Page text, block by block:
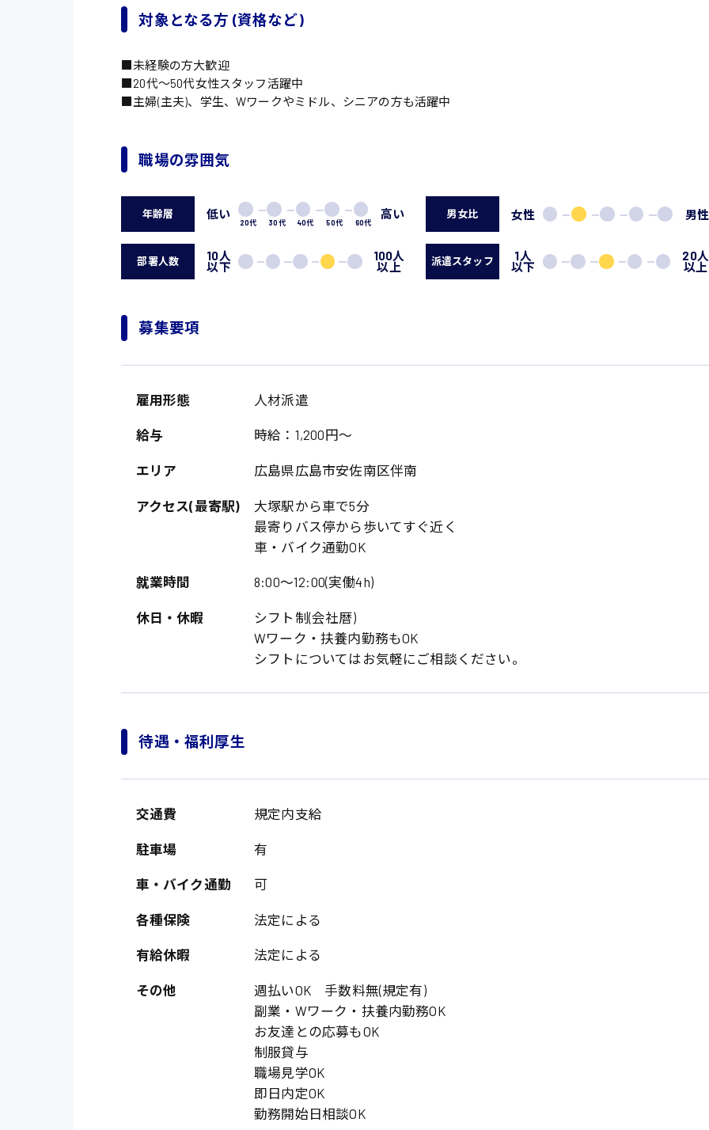
介護・医療系
医師
オフィスワーク系
貿易事務
総務事務
医療事務 翻訳、通訳
IT・クリエイティブ系
DTPオペレーター
システムエンジニア
販売・サービス・フード系
広島市中区
広島市佐伯区 広島市安佐南区 広島市安佐北区
廿日市市
熊本県
愛知県
千葉県 尾道市
鳥取県
時給1200円～
時給制すべて
日給制すべて
対象となる方 (資格など)
■未経験の方大歓迎
■20代〜50代女性スタッフ活躍中
■主婦(主夫)、学生、Wワークやミドル、シニアの方も活躍中
職場の雰囲気
年齢層 低い
20代 30代 40代 50代 60代
高い 男女比 女性 男性
部署人数 10人
以下
100人
以上 派遣スタッフ 1人
以下
20人
以上
募集要項
雇用形態 人材派遣
給与 時給：1,200円～
エリア 広島県広島市安佐南区伴南
アクセス(最寄駅)
大塚駅から車で5分
最寄りバス停から歩いてすぐ近く
車・バイク通勤OK
就業時間 8:00〜12:00(実働4h)
休日・休暇
シフト制(会社暦)
Wワーク・扶養内勤務もOK
シフトについてはお気軽にご相談ください。
待遇・福利厚生
交通費 規定内支給
駐車場 有
車・バイク通勤 可
各種保険 法定による
有給休暇 法定による
その他
週払いOK 手数料無(規定有)
副業・Wワーク・扶養内勤務OK
お友達との応募もOK
制服貸与
職場見学OK
即日内定OK
勤務開始日相談OK